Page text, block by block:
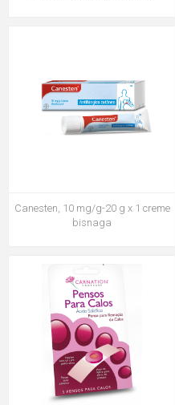
Canesten, 10 mg/g-20 g x 1 creme
bisnaga